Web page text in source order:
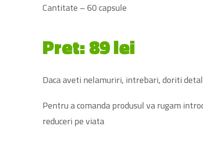
Cantitate – 60 capsule
Pret: 89 lei
Daca aveti nelamuriri, intrebari, doriti
Pentru a comanda produsul va rugam
reduceri pe viata